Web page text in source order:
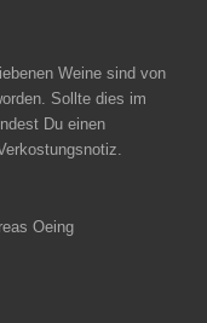
Weine sind von
Sollte dies im
Du einen
Oeing